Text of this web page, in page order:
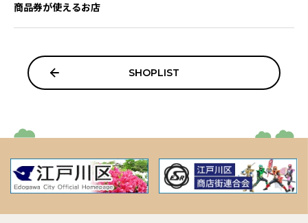
商品券が使えるお店
SHOPLIST